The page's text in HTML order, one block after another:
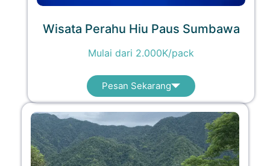
Wisata Perahu Hiu Paus Sumbawa
Mulai dari 2.000K/pack
Pesan Sekarang